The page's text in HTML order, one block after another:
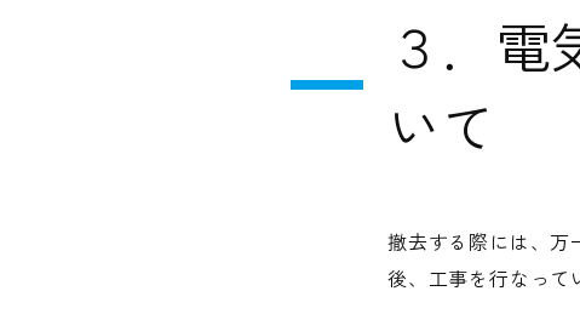
３．電
いて
撤去する際には、万
後、工事を行なって